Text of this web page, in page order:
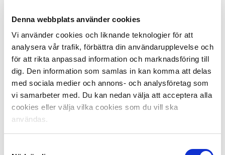
Denna webbplats använder cookies
Vi använder cookies och liknande teknologier för att
analysera vår trafik, förbättra din användarupplevelse och
för att rikta anpassad information och marknadsföring till
dig. Den information som samlas in kan komma att delas
med sociala medier och annons- och analysföretag som
vi samarbeter med. Du kan nedan välja att acceptera alla
cookies eller välja vilka cookies som du vill ska
användas.
”STOPPA PRESSARNA. Nästa vecka så har jag….alltså
jag, John Alvbåge, fått äran att ha
#svenskaspeltelefonen. Ser man vilka som haft den
innan mig så blir man lite stolt. Jag förvarnar redan nu
att det kommer bli lite galet. Då blir det mer inside IFK
Göteborg än vad ni någonsin sett tidigare.”
Svenska Speltelefonen hittar du på Instagram och
@svenskaspel
Läs även mer på svenskaspel.se/telefonen